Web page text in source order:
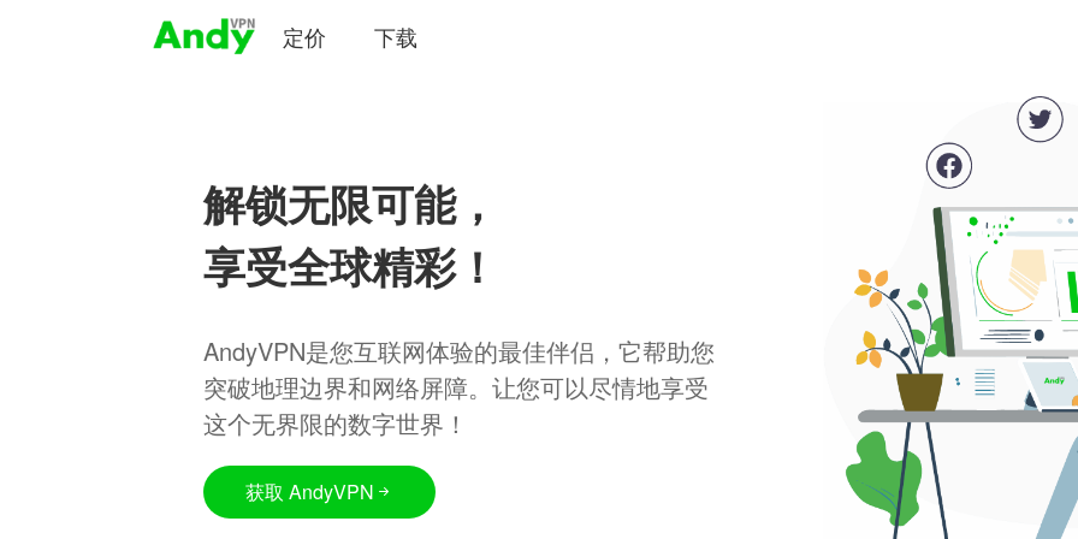
定价 下载
解锁无限可能，
享受全球精彩！
AndyVPN是您互联网体验的最佳伴侣，它帮助您
突破地理边界和网络屏障。让您可以尽情地享受
这个无界限的数字世界！
获取 AndyVPN